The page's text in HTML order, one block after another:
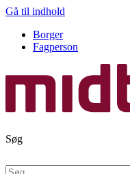
Gå til indhold
Borger
Fagperson
Søg